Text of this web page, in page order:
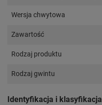
Wersja chwytowa
Zawartość
Rodzaj produktu
Rodzaj gwintu
Identyfikacja i klasyfikacja